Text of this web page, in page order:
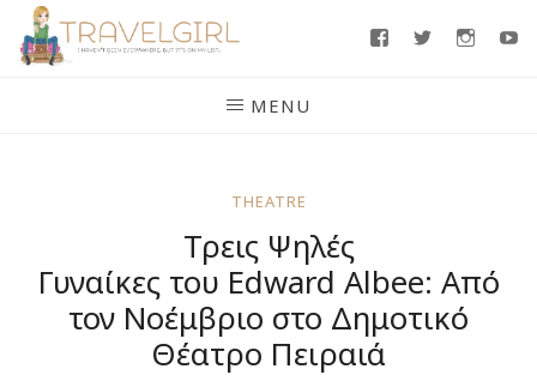
Skip
FacebookTwitter
MENU
THEATRE
Τρεις Ψηλές
Γυναίκες του Edward Albee: Από
τον Νοέμβριο στο Δημοτικό
Θέατρο Πειραιά